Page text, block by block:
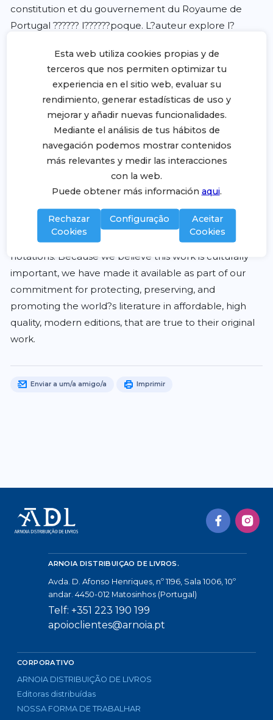
Esta web utiliza cookies propias y de
terceros que nos permiten optimizar tu
experiencia en el sitio web, evaluar su
rendimiento, generar estadísticas de uso y
mejorar y añadir nuevas funcionalidades.
Mediante el análisis de tus hábitos de
navegación podemos mostrar contenidos
más relevantes y medir las interacciones
con la web.
Puede obtener más información aqui.
Rechazar
Cookies
Configuração
Aceitar
Cookies
constitution et du gouvernement du Royaume de
Portugal ?????? l??????poque. L?auteur explore l?
rentes constitutions et les gouvernements qui ont
?????t????? en place au fil du temps. Il examine ?????
galement les relations entre le gouvernement et les
citoyens, ainsi que les diff?????rents pouvoirs et
institutions qui composent le gouvernement. Ce livre
est une lecture fascinante pour toute personne
int?????ress?????e par l?histoire politique du Portugal
et offre un aper?????u pr?????cieux de la fa?????on
dont le pays ?????tait gouvern????? ?????? l??????
poque.This Book Is In French.This scarce antiquarian
book is a facsimile reprint of the old original and may
contain some imperfections such as library marks and
notations. Because we believe this work is culturally
important, we have made it available as part of our
commitment for protecting, preserving, and
promoting the world?s literature in affordable, high
quality, modern editions, that are true to their original
work.
Enviar a um/a amigo/a Imprimir
ARNOIA DISTRIBUIÇAO DE LIVROS.
Avda. D. Afonso Henriques, nº 1196, Sala 1006, 10º
andar. 4450-012 Matosinhos (Portugal)
Telf: +351 223 190 199
apoioclientes@arnoia.pt
CORPORATIVO
ARNOIA DISTRIBUIÇÃO DE LIVROS
Editoras distribuídas
NOSSA FORMA DE TRABALHAR